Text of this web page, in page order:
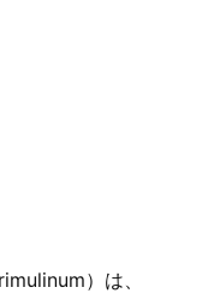
）は、